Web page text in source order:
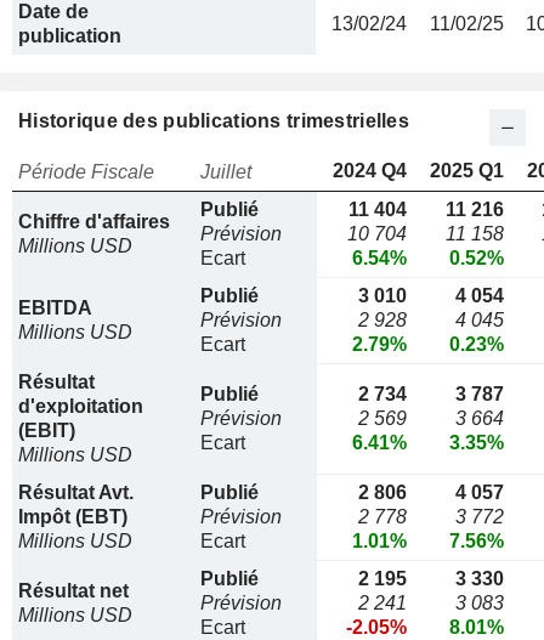
Date de
publication
13/02/24 11/02/25
Historique des publications trimestrielles
Période Fiscale Juillet 2024 Q4 2025 Q1
Chiffre d'affaires
Millions USD
Publié
Prévision
Ecart
11 404
10 704
6.54%
11 216
11 158
0.52%
EBITDA
Millions USD
Publié
Prévision
Ecart
3 010
2 928
2.79%
4 054
4 045
0.23%
Résultat
d'exploitation
(EBIT)
Millions USD
Publié
Prévision
Ecart
2 734
2 569
6.41%
3 787
3 664
3.35%
Résultat Avt.
Impôt (EBT)
Millions USD
Publié
Prévision
Ecart
2 806
2 778
1.01%
4 057
3 772
7.56%
Résultat net
Millions USD
Publié
Prévision
Ecart
2 195
2 241
-2.05%
3 330
3 083
8.01%